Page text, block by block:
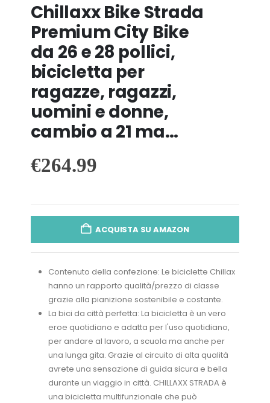
Chillaxx Bike Strada
Premium City Bike
da 26 e 28 pollici,
bicicletta per
ragazze, ragazzi,
uomini e donne,
cambio a 21 ma…
€264.99
ACQUISTA SU AMAZON
Contenuto della confezione: Le biciclette Chillax
hanno un rapporto qualità/prezzo di classe
grazie alla pianizione sostenibile e costante.
La bici da città perfetta: La bicicletta è un vero
eroe quotidiano e adatta per l'uso quotidiano,
per andare al lavoro, a scuola ma anche per
una lunga gita. Grazie al circuito di alta qualità
avrete una sensazione di guida sicura e bella
durante un viaggio in città. CHILLAXX STRADA è
una bicicletta multifunzionale che può